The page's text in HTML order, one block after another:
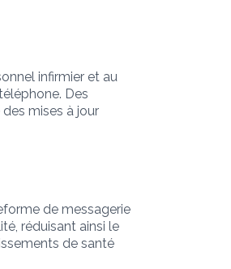
infirmier et au
Des
mises à jour
de messagerie
réduisant ainsi le
de santé